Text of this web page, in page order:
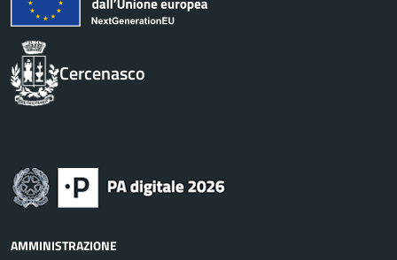
Cercenasco
AMMINISTRAZIONE